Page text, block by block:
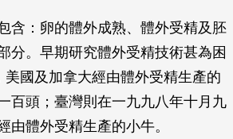
含：卵的體外成熟、體外受精及胚
分。早期研究體外受精技術甚為困
國及加拿大經由體外受精生產的
百頭；臺灣則在一九九八年十月九
由體外受精生產的小牛。